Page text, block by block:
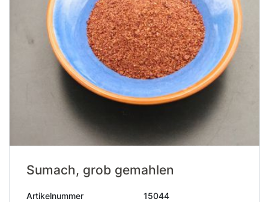
Sumach, grob gemahlen
Artikelnummer 15044